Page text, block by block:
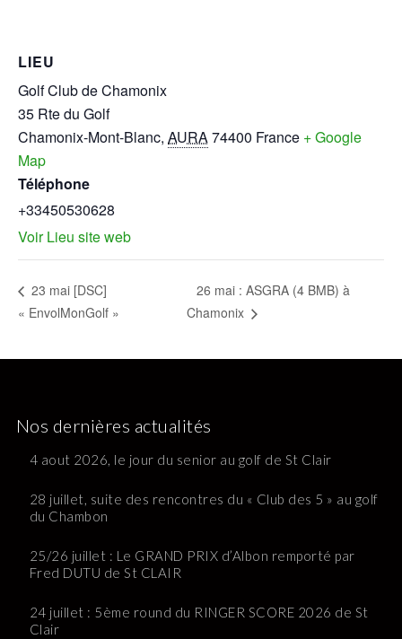
LIEU
Golf Club de Chamonix
35 Rte du Golf
Chamonix-Mont-Blanc, AURA74400 France + Google
Map
Téléphone
+33450530628
Voir Lieu site web
23 mai [DSC]
« EnvolMonGolf »
26 mai : ASGRA (4 BMB) à
Chamonix
Nos dernières actualités
4 aout 2026, le jour du senior au golf de St Clair
28 juillet, suite des rencontres du « Club des 5 » au golf
du Chambon
25/26 juillet : Le GRAND PRIX d’Albon remporté par
Fred DUTU de St CLAIR
24 juillet : 5ème round du RINGER SCORE 2026 de St
Clair